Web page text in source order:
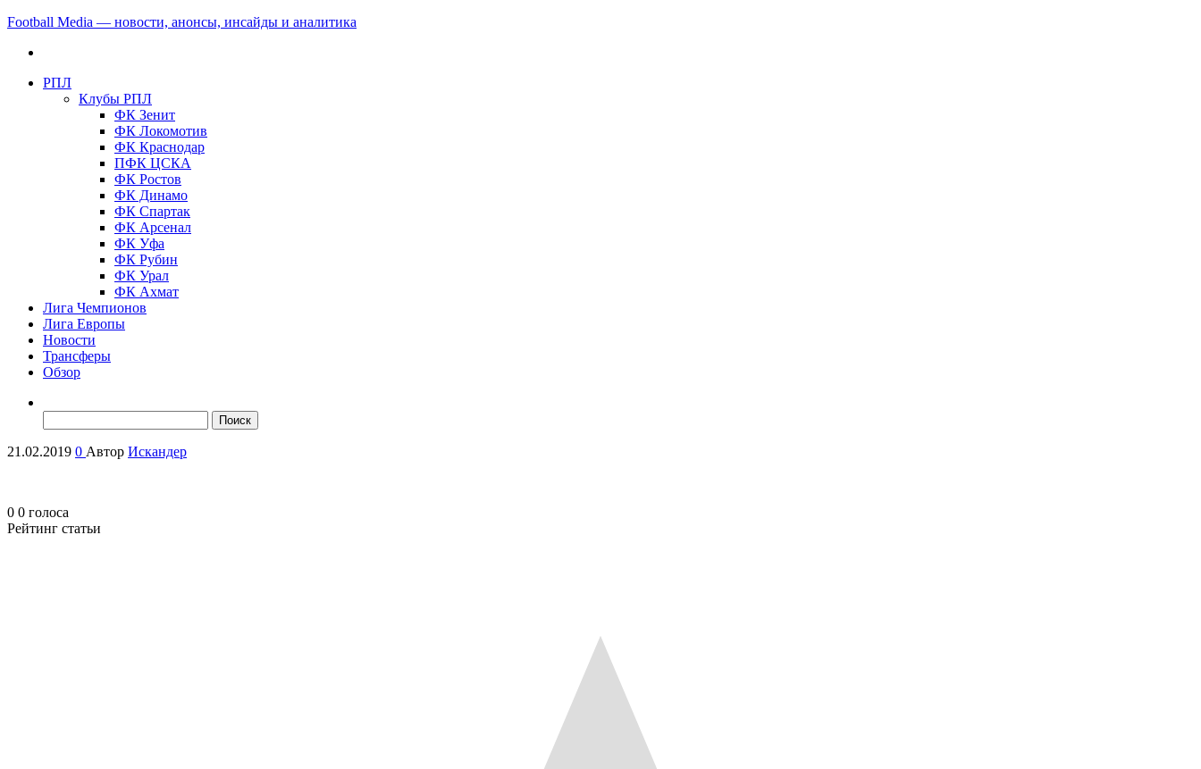
Football Media — новости, анонсы, инсайды и аналитика
РПЛ
Клубы РПЛ
ФК Зенит
ФК Локомотив
ФК Краснодар
ПФК ЦСКА
ФК Ростов
ФК Динамо
ФК Спартак
ФК Арсенал
ФК Уфа
ФК Рубин
ФК Урал
ФК Ахмат
Лига Чемпионов
Лига Европы
Новости
Трансферы
Обзор
21.02.2019 0 Автор Искандер
0 0 голоса
Рейтинг статьи